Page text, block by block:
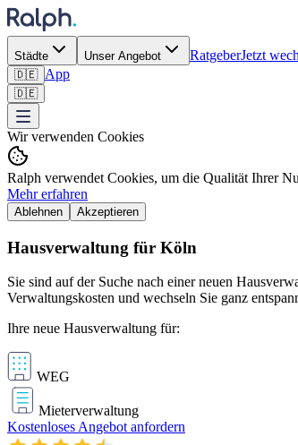
Städte Unser Angebot RatgeberJetzt
🇩🇪 App
🇩🇪
Wir verwenden Cookies
Ralph verwendet Cookies, um die Qualität Ihrer
Mehr erfahren
Ablehnen Akzeptieren
Hausverwaltung für Köln
Sie sind auf der Suche nach einer neuen
Verwaltungskosten und wechseln Sie ganz
Ihre neue Hausverwaltung für:
WEG
Mieterverwaltung
Kostenloses Angebot anfordern